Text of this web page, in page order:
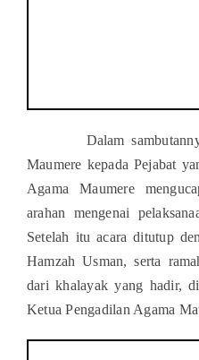
Dalam
Maumere kepada Pejabat
Agama Maumere
arahan mengenai
Setelah itu acara ditutup
Hamzah Usman, serta
dari khalayak yang hadir,
Ketua Pengadilan Agama